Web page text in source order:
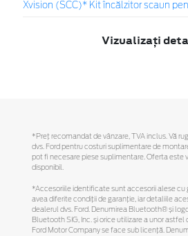
Xvision (SCC)* Kit încălzitor scaun
Vizualizați
*Preţ recomandat de vânzare, TVA inclus. Vă
dvs. Ford pentru costuri suplimentare de
pot fi necesare piese suplimentare. Oferta este
disponibil.
*Accesoriile identificate sunt accesorii alese cu
avea diferite condiții de garanție, iar detaliile
dealerul dvs. Ford. Denumirea Bluetooth® și
Bluetooth SIG, Inc. și orice utilizare a unor
Ford Motor Company se face sub licență.